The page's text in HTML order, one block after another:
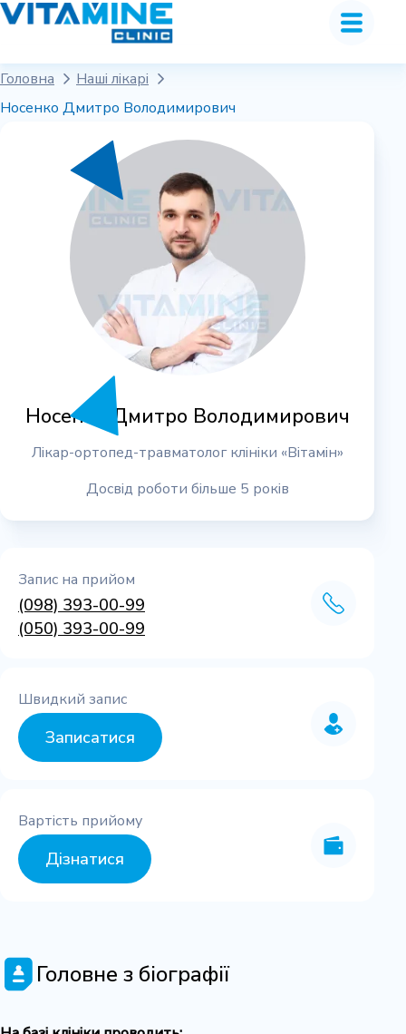
Головна
Наші лікарі
Носенко Дмитро Володимирович
Носенко Дмитро Володимирович
Лікар-ортопед-травматолог клініки «Вітамін»
Досвід роботи більше 5 років
Запис на прийом
(098) 393-00-99
(050) 393-00-99
Швидкий запис
Записатися
Вартість прийому
Дізнатися
Головне з біографії